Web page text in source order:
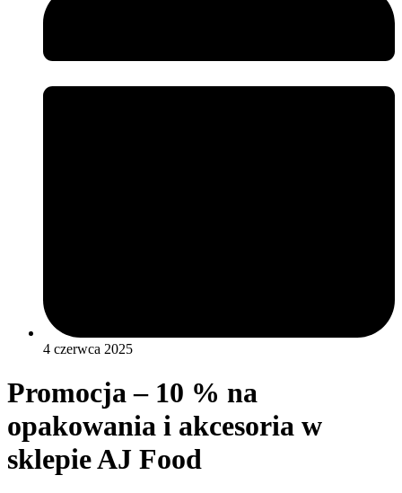
4 czerwca 2025
Promocja – 10 % na
opakowania i akcesoria w
sklepie AJ Food